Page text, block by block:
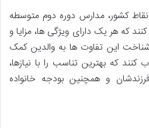
کشور، مدارس دوره دوم متوسطه
که هر یک دارای ویژگی ها، مزایا و
این تفاوت ها به والدین کمک
کنند که بهترین تناسب را با نیازها،
و همچنین بودجه خانواده